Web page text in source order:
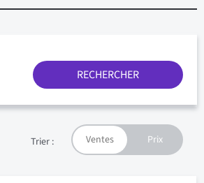
RECHERCHER
Trier :